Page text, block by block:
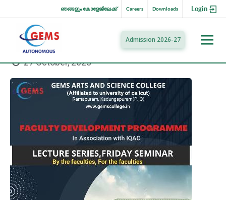
Login
Downloads
Careers
ഞങ്ങളും കോളേജിലേക്ക്
Admission 2026-27
27 October, 2023